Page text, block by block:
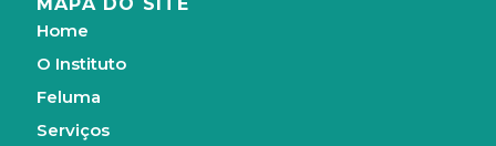
s
t
a
g
r
a
m
n
e
d
i
Home
O Instituto
Feluma
Serviços